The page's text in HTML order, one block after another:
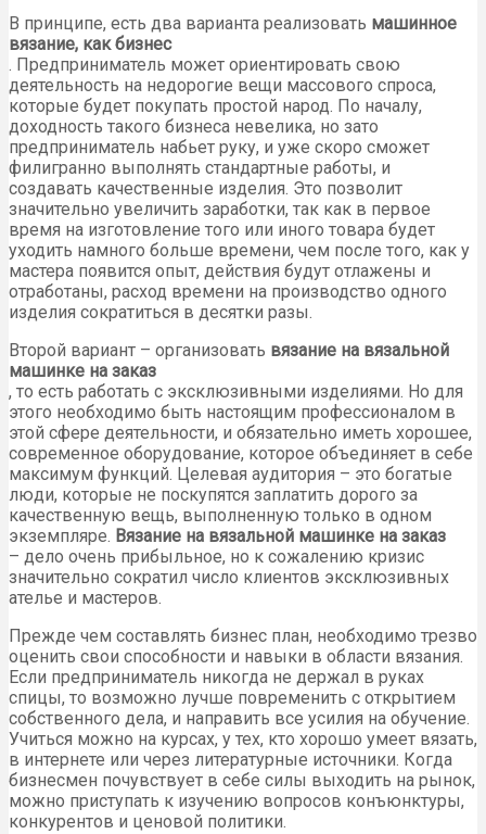
В принципе, есть два варианта реализовать машинное
вязание, как бизнес
. Предприниматель может ориентировать свою
деятельность на недорогие вещи массового спроса,
которые будет покупать простой народ. По началу,
доходность такого бизнеса невелика, но зато
предприниматель набьет руку, и уже скоро сможет
филигранно выполнять стандартные работы, и
создавать качественные изделия. Это позволит
значительно увеличить заработки, так как в первое
время на изготовление того или иного товара будет
уходить намного больше времени, чем после того, как у
мастера появится опыт, действия будут отлажены и
отработаны, расход времени на производство одного
изделия сократиться в десятки разы.
Второй вариант – организовать вязание на вязальной
машинке на заказ
, то есть работать с эксклюзивными изделиями. Но для
этого необходимо быть настоящим профессионалом в
этой сфере деятельности, и обязательно иметь хорошее,
современное оборудование, которое объединяет в себе
максимум функций. Целевая аудитория – это богатые
люди, которые не поскупятся заплатить дорого за
качественную вещь, выполненную только в одном
экземпляре. Вязание на вязальной машинке на заказ
– дело очень прибыльное, но к сожалению кризис
значительно сократил число клиентов эксклюзивных
ателье и мастеров.
Прежде чем составлять бизнес план, необходимо трезво
оценить свои способности и навыки в области вязания.
Если предприниматель никогда не держал в руках
спицы, то возможно лучше повременить с открытием
собственного дела, и направить все усилия на обучение.
Учиться можно на курсах, у тех, кто хорошо умеет вязать,
в интернете или через литературные источники. Когда
бизнесмен почувствует в себе силы выходить на рынок,
можно приступать к изучению вопросов конъюнктуры,
конкурентов и ценовой политики.